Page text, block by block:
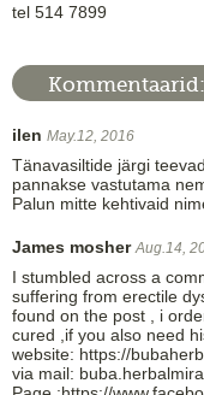
tel 514 7899
Kommentaarid:
ilen May.12, 2016
Tänavasiltide järgi
pannakse vastutama
Palun mitte kehtivaid
James mosher Aug.14,
I stumbled across a
suffering from erectile
found on the post , i
cured ,if you also need
website: https://
via mail: